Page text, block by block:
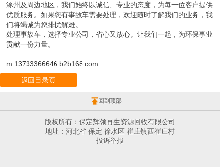
涿州及周边地区，我们始终以诚信、专业的态度，为每一位客户提供
优质服务。如果您有事故车需要处理，欢迎随时了解我们的业务，我
们将竭诚为您排忧解难。
处理事故车，选择专业公司，省心又放心。让我们一起，为环保事业
贡献一份力量。
m.13733366646.b2b168.com
返回目录页
回到顶部
版权所有：保定辉领再生资源回收有限公司
地址：河北省 保定 徐水区 崔庄镇西崔庄村
投诉举报